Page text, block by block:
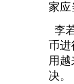
家应
李
币
用
决。